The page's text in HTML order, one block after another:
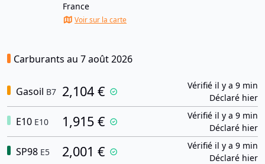
France
Voir sur la carte
Carburants au 7 août 2026
Gasoil B7 2,104 €
Vérifié il y a 9 min
Déclaré hier
E10 E10 1,915 €
Vérifié il y a 9 min
Déclaré hier
SP98 E5 2,001 €
Vérifié il y a 9 min
Déclaré hier